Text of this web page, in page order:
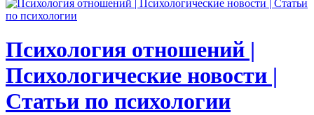
Психология отношений |
Психологические новости |
Статьи по психологии